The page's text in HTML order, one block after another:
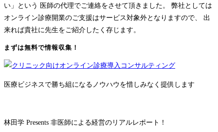
い」という 医師の代理でご連絡をさせて頂きました。 弊社としては
オンライン診療開業のご支援はサービス対象外となりますので、 出
来れば貴社に先生をご紹介したく存じます。
まずは無料で情報収集！
医療ビジネスで勝ち組になるノウハウを惜しみなく提供します
林田学 Presents 非医師による経営のリアルレポート！